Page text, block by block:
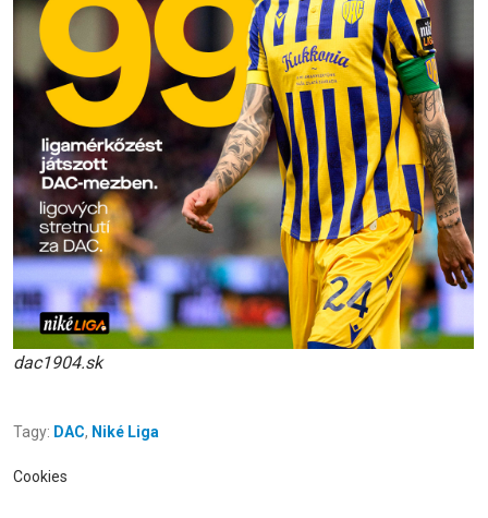
dac1904.sk
Tagy: DAC, Niké Liga
Cookies